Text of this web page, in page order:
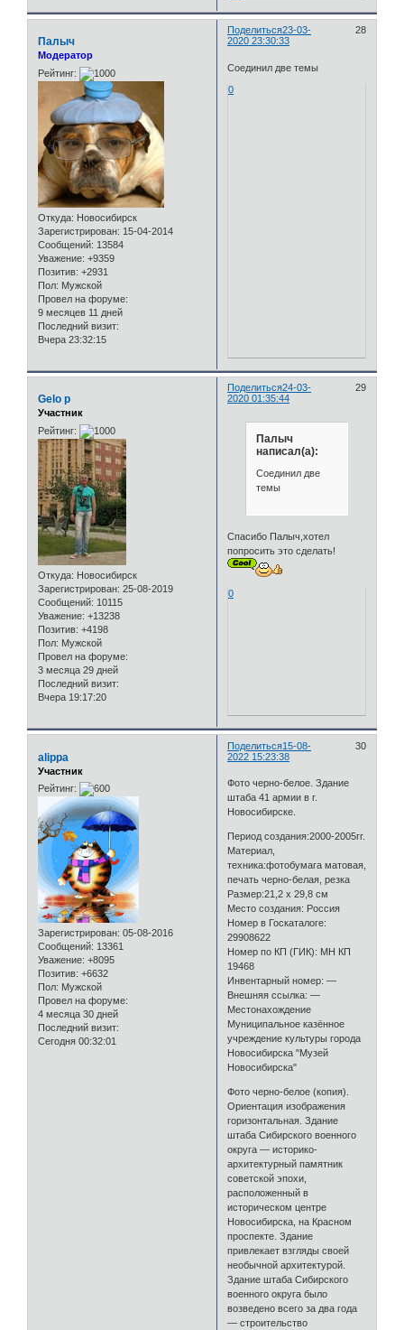
Поделиться 28
23-03-
2020 23:30:33
Палыч
Модератор
Рейтинг:
Откуда: Новосибирск
Зарегистрирован: 15-04-2014
Сообщений: 13584
Уважение: +9359
Позитив: +2931
Пол: Мужской
Провел на форуме:
9 месяцев 11 дней
Последний визит:
Вчера 23:32:15
Соединил две темы
0
Поделиться 29
24-03-
2020 01:35:44
Gelo p
Участник
Рейтинг:
Откуда: Новосибирск
Зарегистрирован: 25-08-2019
Сообщений: 10115
Уважение: +13238
Позитив: +4198
Пол: Мужской
Провел на форуме:
3 месяца 29 дней
Последний визит:
Вчера 19:17:20
Палыч
написал(а):
Соединил две
темы
Спасибо Палыч,хотел
попросить это сделать!
0
Поделиться 30
15-08-
2022 15:23:38
alippa
Участник
Рейтинг:
Зарегистрирован: 05-08-2016
Сообщений: 13361
Уважение: +8095
Позитив: +6632
Пол: Мужской
Провел на форуме:
4 месяца 30 дней
Последний визит:
Сегодня 00:32:01
Фото черно-белое. Здание
штаба 41 армии в г.
Новосибирске.
Период создания:2000-2005гг.
Материал,
техника:фотобумага матовая,
печать черно-белая, резка
Размер:21,2 х 29,8 см
Место создания: Россия
Номер в Госкаталоге:
29908622
Номер по КП (ГИК): МН КП
19468
Инвентарный номер: —
Внешняя ссылка: —
Местонахождение
Муниципальное казённое
учреждение культуры города
Новосибирска "Музей
Новосибирска"
Фото черно-белое (копия).
Ориентация изображения
горизонтальная. Здание
штаба Сибирского военного
округа — историко-
архитектурный памятник
советской эпохи,
расположенный в
историческом центре
Новосибирска, на Красном
проспекте. Здание
привлекает взгляды своей
необычной архитектурой.
Здание штаба Сибирского
военного округа было
возведено всего за два года
— строительство